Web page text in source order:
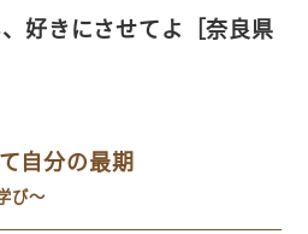
好きにさせてよ［奈良県
自分の最期
び～